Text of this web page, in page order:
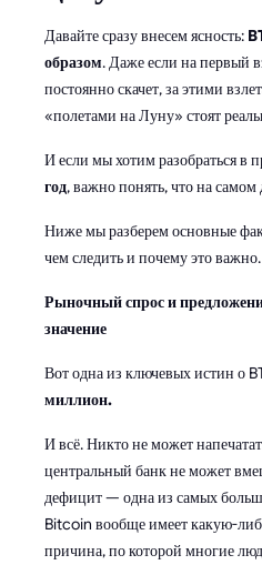
Давайте сразу внесем ясность:
образом. Даже если на первый
постоянно скачет, за этими
«полетами на Луну» стоят
И если мы хотим разобраться в
год, важно понять, что на
Ниже мы разберем основные
чем следить и почему это важно.
Рыночный спрос и
значение
Вот одна из ключевых истин о
миллион.
И всё. Никто не может
центральный банк не может
дефицит — одна из самых
Bitcoin вообще имеет какую-
причина, по которой многие